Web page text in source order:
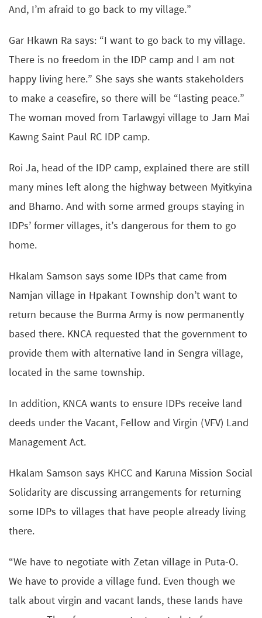
And, I’m afraid to go back to my village.”
Gar Hkawn Ra says: “I want to go back to my village.
There is no freedom in the IDP camp and I am not
happy living here.” She says she wants stakeholders
to make a ceasefire, so there will be “lasting peace.”
The woman moved from Tarlawgyi village to Jam Mai
Kawng Saint Paul RC IDP camp.
Roi Ja, head of the IDP camp, explained there are still
many mines left along the highway between Myitkyina
and Bhamo. And with some armed groups staying in
IDPs’ former villages, it’s dangerous for them to go
home.
Hkalam Samson says some IDPs that came from
Namjan village in Hpakant Township don’t want to
return because the Burma Army is now permanently
based there. KNCA requested that the government to
provide them with alternative land in Sengra village,
located in the same township.
In addition, KNCA wants to ensure IDPs receive land
deeds under the Vacant, Fellow and Virgin (VFV) Land
Management Act.
Hkalam Samson says KHCC and Karuna Mission Social
Solidarity are discussing arrangements for returning
some IDPs to villages that have people already living
there.
“We have to negotiate with Zetan village in Puta-O.
We have to provide a village fund. Even though we
talk about virgin and vacant lands, these lands have